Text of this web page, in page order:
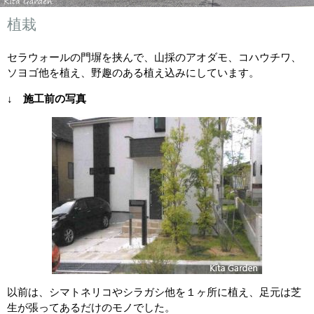
植栽
セラウォールの門塀を挟んで、山採のアオダモ、コハウチワ、
ソヨゴ他を植え、野趣のある植え込みにしています。
↓ 施工前の写真
以前は、シマトネリコやシラガシ他を１ヶ所に植え、足元は芝
生が張ってあるだけのモノでした。